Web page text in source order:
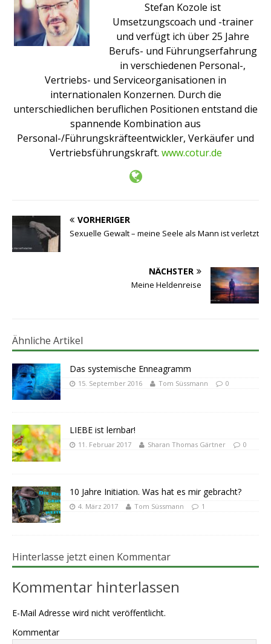
Stefan Kozole ist
Umsetzungscoach und -trainer
und verfügt ich über 25 Jahre
Berufs- und Führungserfahrung
in verschiedenen Personal-,
Vertriebs- und Serviceorganisationen in
internationalen Konzernen. Durch die
unterschiedlichen beruflichen Positionen entstand die
spannende Kombination aus
Personal-/Führungskräfteentwickler, Verkäufer und
Vertriebsführungskraft. www.cotur.de
VORHERIGER
Sexuelle Gewalt – meine Seele als Mann ist verletzt
NÄCHSTER
Meine Heldenreise
Ähnliche Artikel
Das systemische Enneagramm
15. September 2016 Tom Süssmann 0
LIEBE ist lernbar!
11. Februar 2017 Sharan Thomas Gärtner 0
10 Jahre Initiation. Was hat es mir gebracht?
4. März 2017 Tom Süssmann 1
Hinterlasse jetzt einen Kommentar
Kommentar hinterlassen
E-Mail Adresse wird nicht veröffentlicht.
Kommentar